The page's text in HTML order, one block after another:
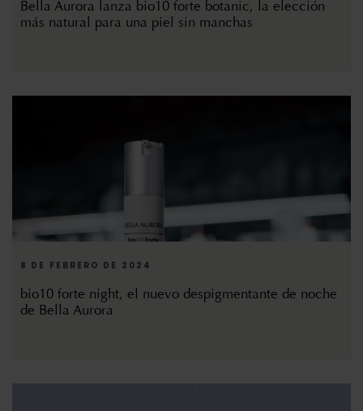
Bella Aurora lanza bio10 forte botanic, la elección
más natural para una piel sin manchas
8 DE FEBRERO DE 2024
bio10 forte night, el nuevo despigmentante de noche
de Bella Aurora